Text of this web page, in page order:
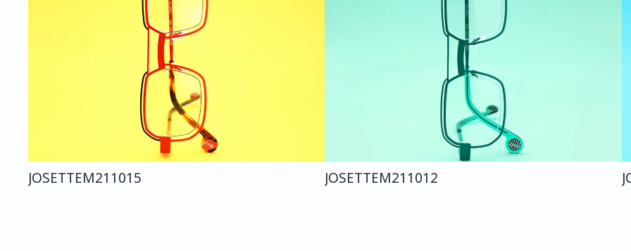
JOSETTEM211015 JOSETTEM211012